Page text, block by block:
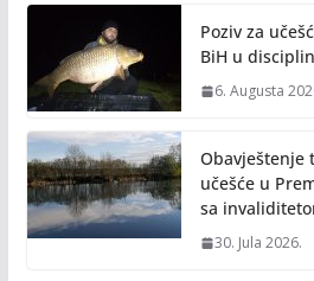
o
k
n
k
Poziv za
BiH u
6. Augusta
Obavještenje
učešće u
sa
30. Jula 2026.